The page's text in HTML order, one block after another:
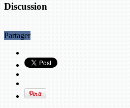
Discussion
Partager